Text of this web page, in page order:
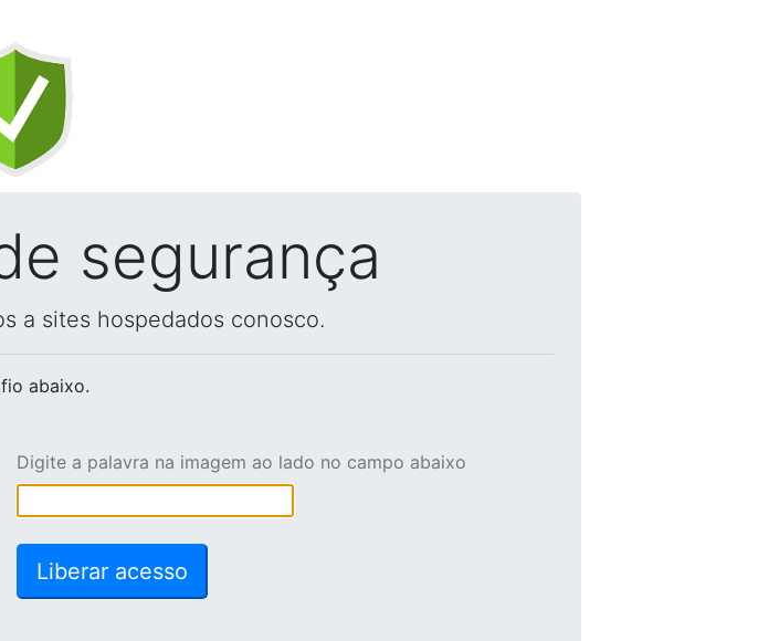
segurança
a sites hospedados conosco.
abaixo.
Digite a palavra na imagem ao lado no campo abaixo